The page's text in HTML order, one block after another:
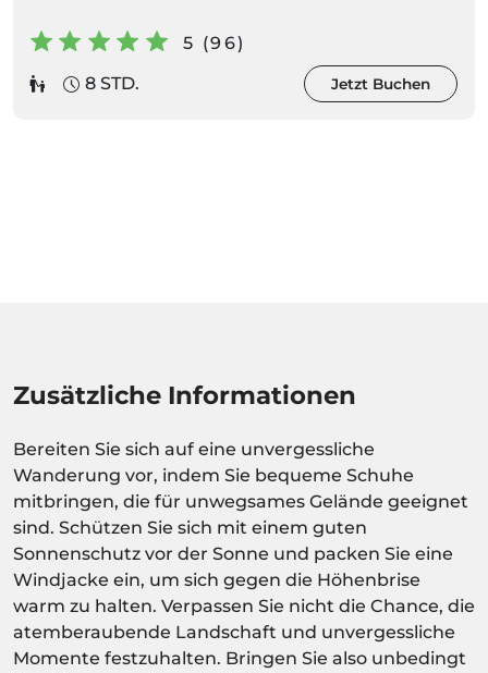
5 (96)
8 STD.
Jetzt Buchen
Zusätzliche Informationen
Bereiten Sie sich auf eine unvergessliche
Wanderung vor, indem Sie bequeme Schuhe
mitbringen, die für unwegsames Gelände geeignet
sind. Schützen Sie sich mit einem guten
Sonnenschutz vor der Sonne und packen Sie eine
Windjacke ein, um sich gegen die Höhenbrise
warm zu halten. Verpassen Sie nicht die Chance, die
atemberaubende Landschaft und unvergessliche
Momente festzuhalten. Bringen Sie also unbedingt